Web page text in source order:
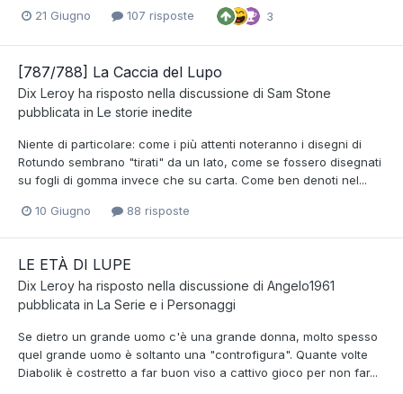
21 Giugno 107 risposte 3
[787/788] La Caccia del Lupo
Dix Leroy ha risposto nella discussione di Sam Stone
pubblicata in Le storie inedite
Niente di particolare: come i più attenti noteranno i disegni di
Rotundo sembrano "tirati" da un lato, come se fossero disegnati
su fogli di gomma invece che su carta. Come ben denoti nel...
10 Giugno 88 risposte
LE ETÀ DI LUPE
Dix Leroy ha risposto nella discussione di Angelo1961
pubblicata in La Serie e i Personaggi
Se dietro un grande uomo c'è una grande donna, molto spesso
quel grande uomo è soltanto una "controfigura". Quante volte
Diabolik è costretto a far buon viso a cattivo gioco per non far...